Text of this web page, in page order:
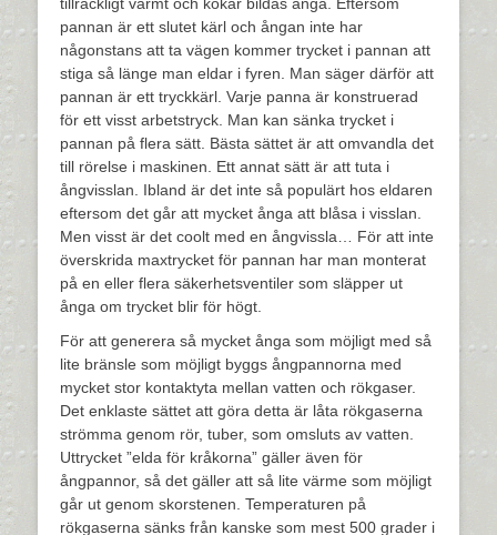
pannan är ett slutet kärl och ångan inte har
någonstans att ta vägen kommer trycket i pannan att
stiga så länge man eldar i fyren. Man säger därför att
pannan är ett tryckkärl. Varje panna är konstruerad
för ett visst arbetstryck. Man kan sänka trycket i
pannan på flera sätt. Bästa sättet är att omvandla det
till rörelse i maskinen. Ett annat sätt är att tuta i
ångvisslan. Ibland är det inte så populärt hos eldaren
eftersom det går att mycket ånga att blåsa i visslan.
Men visst är det coolt med en ångvissla… För att inte
överskrida maxtrycket för pannan har man monterat
på en eller flera säkerhetsventiler som släpper ut
ånga om trycket blir för högt.
För att generera så mycket ånga som möjligt med så
lite bränsle som möjligt byggs ångpannorna med
mycket stor kontaktyta mellan vatten och rökgaser.
Det enklaste sättet att göra detta är låta rökgaserna
strömma genom rör, tuber, som omsluts av vatten.
Uttrycket ”elda för kråkorna” gäller även för
ångpannor, så det gäller att så lite värme som möjligt
går ut genom skorstenen. Temperaturen på
rökgaserna sänks från kanske som mest 500 grader i